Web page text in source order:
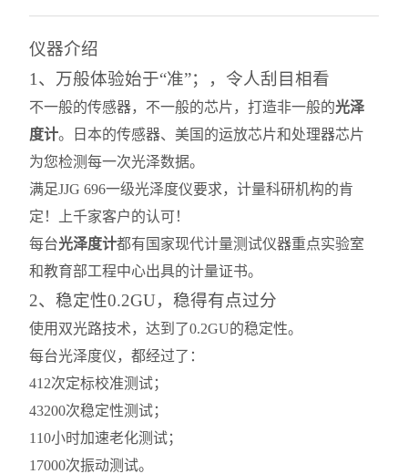
仪器介绍
1、万般体验始于“准”；，令人刮目相看
不一般的传感器，不一般的芯片，打造非一般的光泽
度计。日本的传感器、美国的运放芯片和处理器芯片
为您检测每一次光泽数据。
满足JJG 696一级光泽度仪要求，计量科研机构的肯
定！上千家客户的认可！
每台光泽度计都有国家现代计量测试仪器重点实验室
和教育部工程中心出具的计量证书。
2、稳定性0.2GU，稳得有点过分
使用双光路技术，达到了0.2GU的稳定性。
每台光泽度仪，都经过了：
412次定标校准测试；
43200次稳定性测试；
110小时加速老化测试；
17000次振动测试。